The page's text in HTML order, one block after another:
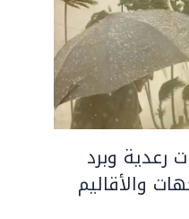
رعدية وبرد
والأقاليم